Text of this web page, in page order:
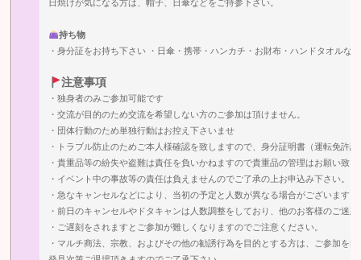
日焼けが気になる方は、帽子、日傘などをご持参下さい。
持ち物
・身分証をお持ち下さい ・日傘・携帯・ハンカチ・お財布・ハンドタオルなど
注意事項
・独身者のみご参加可能です
・交流が目的のため交流を希望しない方のご参加は頂けません。
・団体行動のため単独行動はお控え下さいませ
・トラブル防止のためご本人様確認を致しますので、身分証明書（運転免許
・貴重品等の紛失や盗難は責任を負いかねますので貴重品の管理はお願い致
・イベント中の事故等の責任は負えませんのでご了承の上お申込み下さい。
・急なキャンセルなどにより、当初の予定と人数が異なる場合がございます。
・前日のキャンセルやドタキャンは人数調整をしており、他のお客様のご迷
・ご遅刻をされますとご参加が難しくなりますのでご注意ください。
・マルチ商法、宗教、およびその他の勧誘行為を目的とする方は、ご参加を